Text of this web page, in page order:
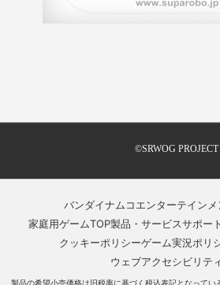
©SRWOG PROJECT
バンダイナムコエンターテインメ
家庭用ゲームTOP製品・サービスサポート
クッキーポリシーゲーム実況ポリ
ウェブアクセシビリテ
製品の希望小売価格は旧税率に基づく税込表記となって